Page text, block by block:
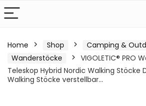
Home Shop
Camping &
Wanderstöcke
VIGOLETIC® PRO
Teleskop Hybrid Nordic Walking Stöcke
Walking Stöcke verstellbar…